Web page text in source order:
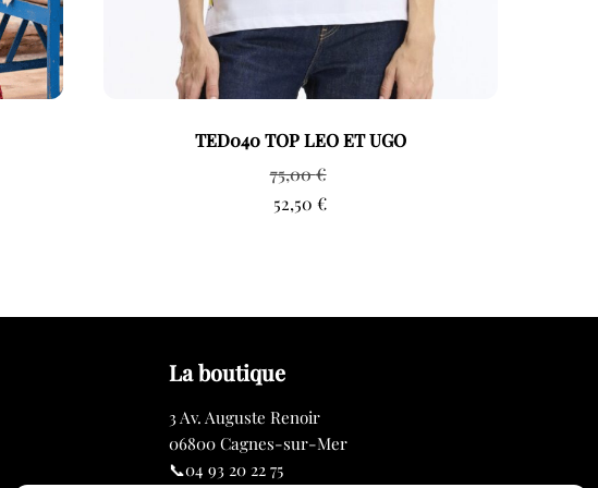
TED040 TOP LEO ET UGO
75,00€
52,50€
La boutique
3 Av. Auguste Renoir
06800 Cagnes-sur-Mer
📞04 93 20 22 75